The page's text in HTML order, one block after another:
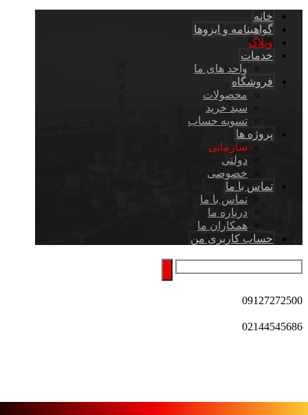
خانه
گواهینامه و ایزوها
وبلاگ
خدمات
واحد های ما
فروشگاه
محصولات
سبد خرید
تسویه حساب
پروژه ها
سازمانی
دولتی
خصوصی
تماس با ما
تماس با ما
درباره ما
همکاران ما
حساب کاربری من
09127272500
02144545686